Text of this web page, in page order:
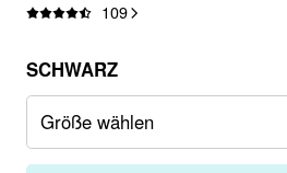
109
SCHWARZ
Größe wählen